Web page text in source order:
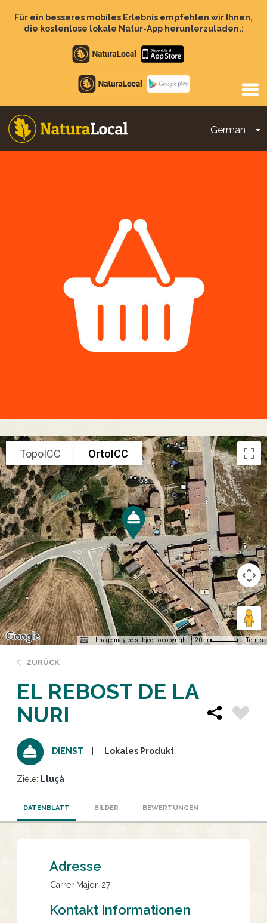
zumFür ein besseres mobiles Erlebnis empfehlen wir Ihnen,
die kostenlose lokale Natur-App herunterzuladen.:
Apple
store
Google
Play
German
Main
TopoICC OrtoICC
Image may be subject to copyright 20 m Terms
ZURÜCK
EL REBOST DE LA
NURI
DIENST Lokales Produkt
Ziele: Lluçà
DATENBLATT BILDER BEWERTUNGEN
Adresse
Carrer Major, 27
Kontakt Informationen